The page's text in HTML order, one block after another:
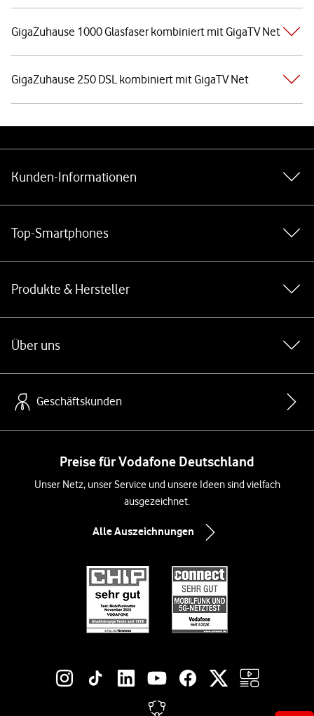
GigaZuhause 1000 Glasfaser kombiniert mit GigaTV Net
GigaZuhause 250 DSL kombiniert mit GigaTV Net
Kunden-Informationen
Top-Smartphones
Produkte & Hersteller
Über uns
Geschäftskunden
Preise für Vodafone Deutschland
Unser Netz, unser Service und unsere Ideen sind vielfach
ausgezeichnet.
Alle Auszeichnungen
Social-Media-Links